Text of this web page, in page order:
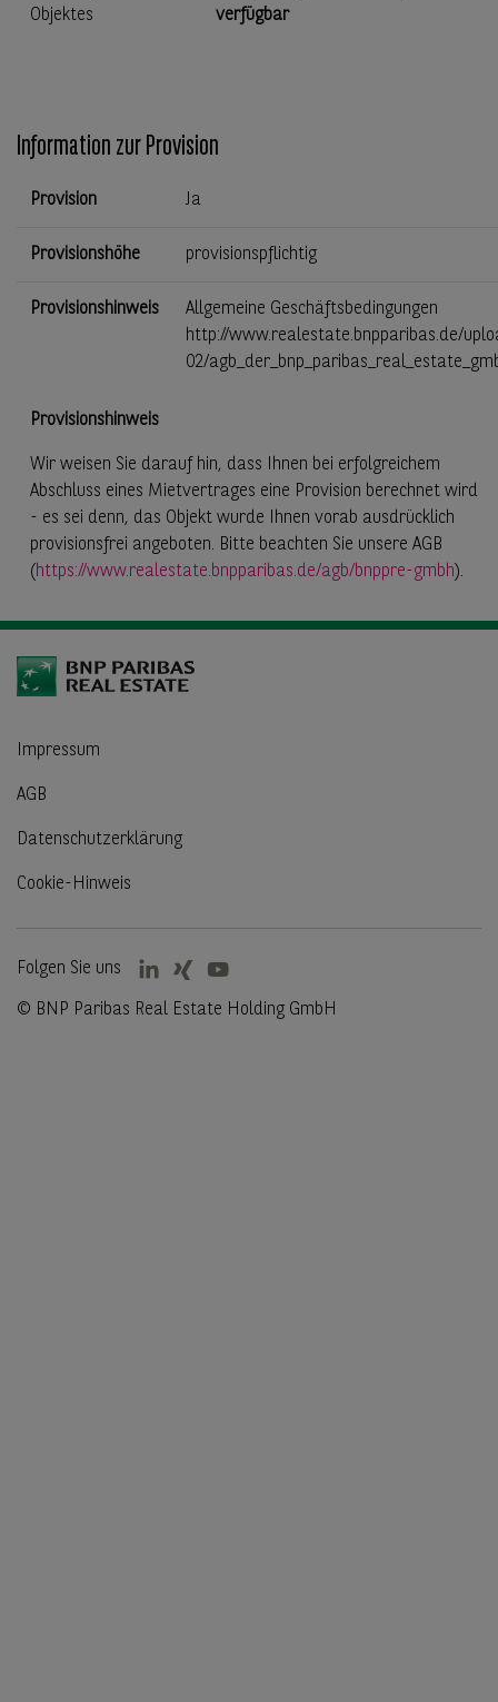
Objektes
verfügbar
Information zur Provision
Provision Ja
Provisionshöhe provisionspflichtig
Provisionshinweis
Allgemeine Geschäftsbedingungen
http://www.realestate.bnpparibas.de/
02/
Provisionshinweis
Wir weisen Sie darauf hin, dass Ihnen bei erfolgreichem
Abschluss eines Mietvertrages eine Provision berechnet wird
- es sei denn, das Objekt wurde Ihnen vorab ausdrücklich
provisionsfrei angeboten. Bitte beachten Sie unsere AGB
(https://www.realestate.bnpparibas.de/agb/bnppre-gmbh).
Impressum
AGB
Datenschutzerklärung
Cookie-Hinweis
© BNP Paribas Real Estate Holding GmbH
Folgen Sie uns